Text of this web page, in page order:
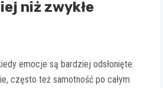
niż zwykłe
emocje są bardziej odsłonięte.
często też samotność po całym